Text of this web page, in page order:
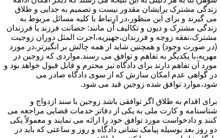
زندگی مشترک برایشان مقدور نیست و تصمیم به جدایی و طلاق
می گیرند و برای این منظور،در ارتباط با کلیه مسائل مربوط به
زندگی مشترک و دیون و تکالیف آن مانند: حضانت فرزند یا فرزندان
مشترک،نفقه زوجه و فرزندان،جهیزیه،اجرت المثل دوران زوجیت
(در صورت وجود) و همچنین شاید از همه چالش بر انگیزتر،در مورد
مهریه،با یکدیگر به تفاهم و توافق می رسند.مواردی که زوجین در
مورد آن تفاهم دارند برای دادگاه نیز محترم و قابل قبول خواهد بود و
در گواهی عدم امکان سازش که از سوی دادگاه صادر می
شود،موارد توافق شده زوجین قید می شود.
برای اقدام به طلاق اگر توافقی باشد زوجین با سند ازدواج و
شناسنامه و کارت ملی به یکی از دفاتر خدمات قضایی مراجعه می
کنند و دادخواست مورد توافق خود را ارائه می نمایند و معمولاً یکی
دو روز بعد بوسیله پیامک نشانی دادگاه و روز و ساعتی که باید در